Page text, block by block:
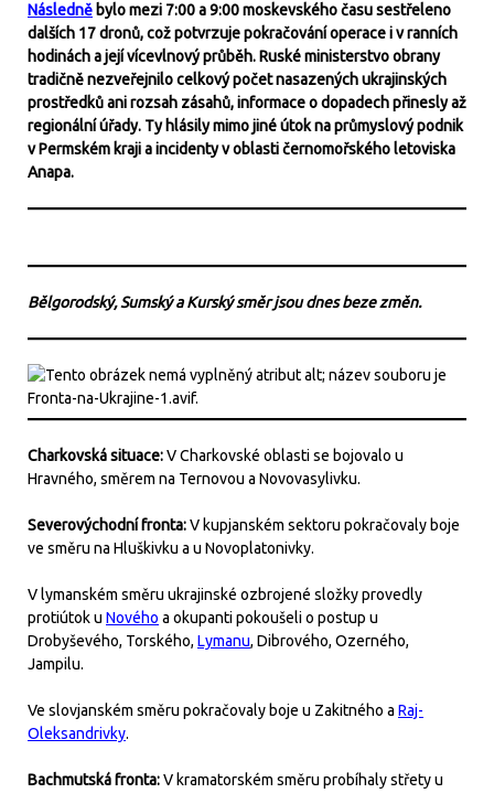
Následně bylo mezi 7:00 a 9:00 moskevského času sestřeleno
dalších 17 dronů, což potvrzuje pokračování operace i v ranních
hodinách a její vícevlnový průběh. Ruské ministerstvo obrany
tradičně nezveřejnilo celkový počet nasazených ukrajinských
prostředků ani rozsah zásahů, informace o dopadech přinesly až
regionální úřady. Ty hlásily mimo jiné útok na průmyslový podnik
v Permském kraji a incidenty v oblasti černomořského letoviska
Anapa.
Bělgorodský, Sumský a Kurský směr jsou dnes beze změn.
Charkovská situace:V Charkovské oblasti se bojovalo u
Hravného, směrem na Ternovou a Novovasylivku.
Severovýchodní fronta:V kupjanském sektoru pokračovaly boje
ve směru na Hluškivku a u Novoplatonivky.
V lymanském směru ukrajinské ozbrojené složky provedly
protiútok u Nového a okupanti pokoušeli o postup u
Drobyševého, Torského, Lymanu, Dibrového, Ozerného,
Jampilu.
Ve slovjanském směru pokračovaly boje u Zakitného a Raj-
Oleksandrivky.
Bachmutská fronta:V kramatorském směru probíhaly střety u